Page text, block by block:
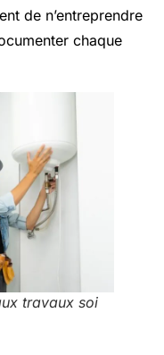
de n’entreprendre
chaque
travaux soi